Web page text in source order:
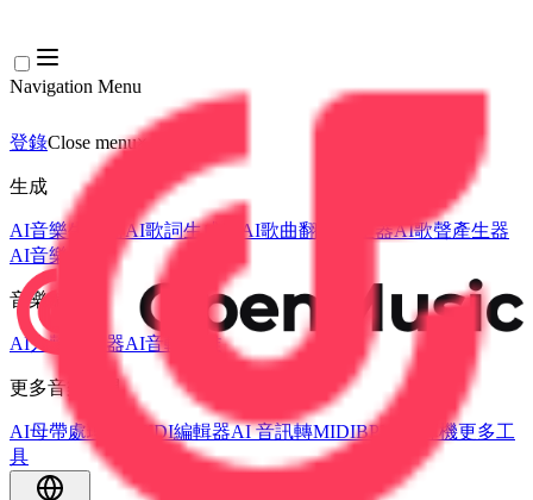
Navigation Menu
登錄Close menu×
生成
AI音樂生成器 AI歌詞生成器 AI歌曲翻唱產生器AI歌聲產生器
AI音樂影片
音樂編輯
AI人聲去除器AI音軌分離
更多音樂工具
AI母帶處理 AI MIDI編輯器AI 音訊轉MIDIBPM 計算機更多工
具